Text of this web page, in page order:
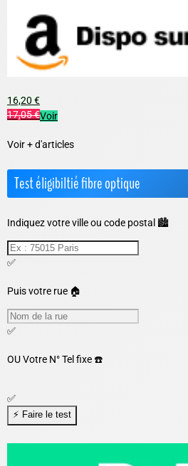
16,20 €
17,05 €Voir
Voir + d'articles
Test éligibiltié fibre optique
Indiquez votre ville ou code postal 🏙️
✅
Puis votre rue 🏠
✅
OUVotre N° Tel fixe ☎️
✅